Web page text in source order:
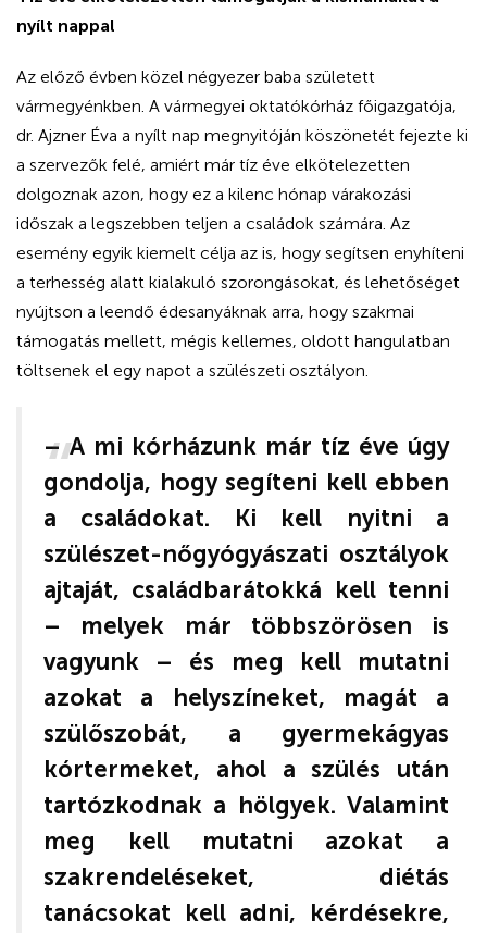
nyílt nappal
Az előző évben közel négyezer baba született
vármegyénkben. A vármegyei oktatókórház főigazgatója,
dr. Ajzner Éva a nyílt nap megnyitóján köszönetét fejezte ki
a szervezők felé, amiért már tíz éve elkötelezetten
dolgoznak azon, hogy ez a kilenc hónap várakozási
időszak a legszebben teljen a családok számára. Az
esemény egyik kiemelt célja az is, hogy segítsen enyhíteni
a terhesség alatt kialakuló szorongásokat, és lehetőséget
nyújtson a leendő édesanyáknak arra, hogy szakmai
támogatás mellett, mégis kellemes, oldott hangulatban
töltsenek el egy napot a szülészeti osztályon.
– A mi kórházunk már tíz éve úgy
gondolja, hogy segíteni kell ebben
a családokat. Ki kell nyitni a
szülészet-nőgyógyászati osztályok
ajtaját, családbarátokká kell tenni
– melyek már többszörösen is
vagyunk – és meg kell mutatni
azokat a helyszíneket, magát a
szülőszobát, a gyermekágyas
kórtermeket, ahol a szülés után
tartózkodnak a hölgyek. Valamint
meg kell mutatni azokat a
szakrendeléseket, diétás
tanácsokat kell adni, kérdésekre,